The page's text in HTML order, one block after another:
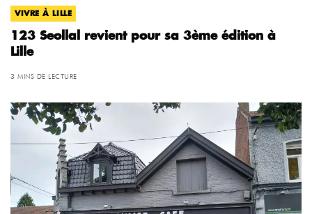
VIVRE À LILLE
123 Seollal revient pour sa 3ème édition à
Lille
3 MINS DE LECTURE